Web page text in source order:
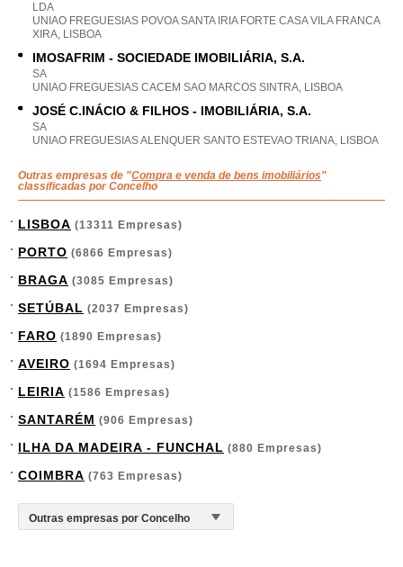
LDA
UNIAO FREGUESIAS POVOA SANTA IRIA FORTE CASA VILA FRANCA
XIRA, LISBOA
IMOSAFRIM - SOCIEDADE IMOBILIÁRIA, S.A.
SA
UNIAO FREGUESIAS CACEM SAO MARCOS SINTRA, LISBOA
JOSÉ C.INÁCIO & FILHOS - IMOBILIÁRIA, S.A.
SA
UNIAO FREGUESIAS ALENQUER SANTO ESTEVAO TRIANA, LISBOA
Outras empresas de "Compra e venda de bens imobiliários"
classificadas por Concelho
LISBOA (13311 Empresas)
PORTO (6866 Empresas)
BRAGA (3085 Empresas)
SETÚBAL (2037 Empresas)
FARO (1890 Empresas)
AVEIRO (1694 Empresas)
LEIRIA (1586 Empresas)
SANTARÉM (906 Empresas)
ILHA DA MADEIRA - FUNCHAL (880 Empresas)
COIMBRA (763 Empresas)